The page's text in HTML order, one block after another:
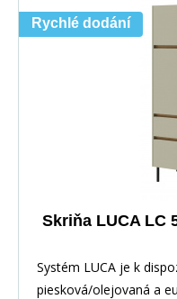
Rychlé dodání
Skriňa LUCA LC
Systém LUCA je k
piesková/olejovaná a